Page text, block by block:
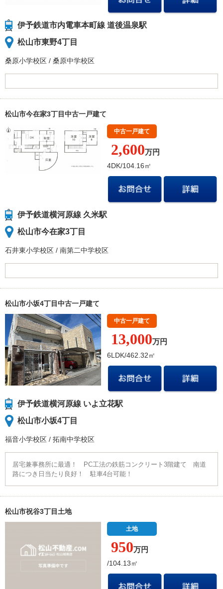
伊予鉄道市内電車本町線 道後温泉駅
松山市東野4丁目
桑原小学校区 / 桑原中学校区
松山市今在家3丁目中古一戸建て
中古一戸建て
2,600万円
4DK/104.16㎡
伊予鉄道横河原線 久米駅
松山市今在家3丁目
石井東小学校区 / 南第二中学校区
松山市小坂4丁目中古一戸建て
中古一戸建て
13,000万円
6LDK/462.32㎡
伊予鉄道横河原線 いよ立花駅
松山市小坂4丁目
福音小学校区 / 拓南中学校区
居宅兼事務所に最適！ PC工法の鉄筋コンクリート3階建て 南道
路につき日当たり良好！ 駐車4台可能！
松山市祝谷3丁目土地
土地
950万円
/104.13㎡